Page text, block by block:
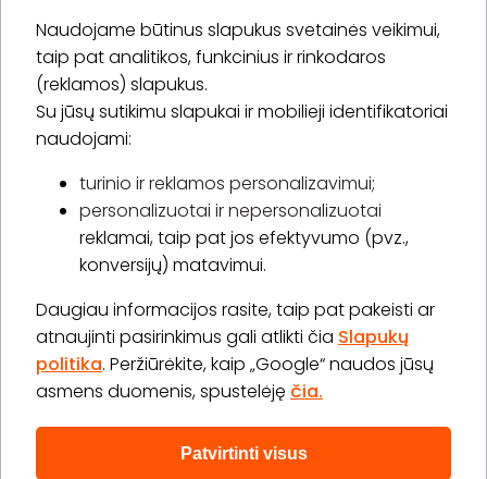
Naudojame būtinus slapukus svetainės veikimui,
taip pat analitikos, funkcinius ir rinkodaros
(reklamos) slapukus.
Su jūsų sutikimu slapukai ir mobilieji identifikatoriai
naudojami:
turinio ir reklamos personalizavimui;
personalizuotai ir nepersonalizuotai
reklamai, taip pat jos efektyvumo (pvz.,
konversijų) matavimui.
Daugiau informacijos rasite, taip pat pakeisti ar
atnaujinti pasirinkimus gali atlikti čia Slapukų
politika. Peržiūrėkite, kaip „Google“ naudos jūsų
asmens duomenis, spustelėję čia.
Patvirtinti visus
* Susipažinau su privatumo politika
Prenumeruoti
Apie „BookitNow“
Informacija
„GERA DOVANA“ GRUPĖ